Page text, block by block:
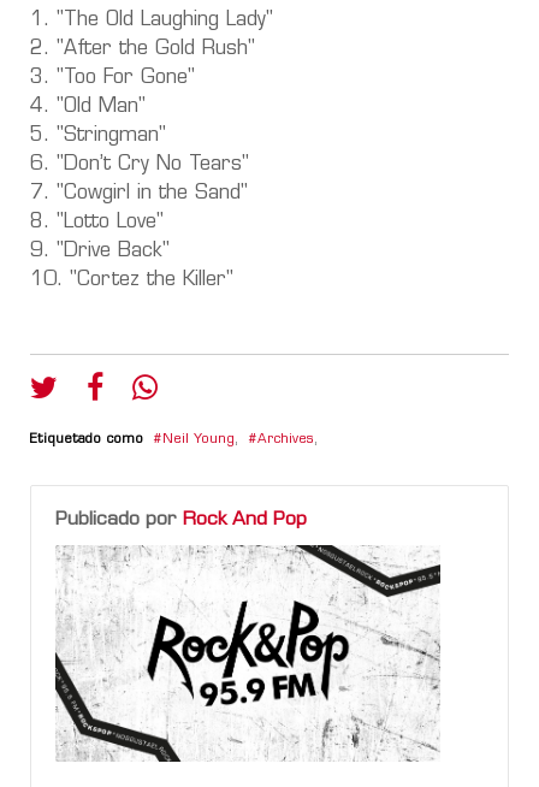
1. "The Old Laughing Lady"
2. "After the Gold Rush"
3. "Too For Gone"
4. "Old Man"
5. "Stringman"
6. "Don’t Cry No Tears"
7. "Cowgirl in the Sand"
8. "Lotto Love"
9. "Drive Back"
10. "Cortez the Killer"
Etiquetado como Neil Young, Archives,
Publicado por Rock And Pop